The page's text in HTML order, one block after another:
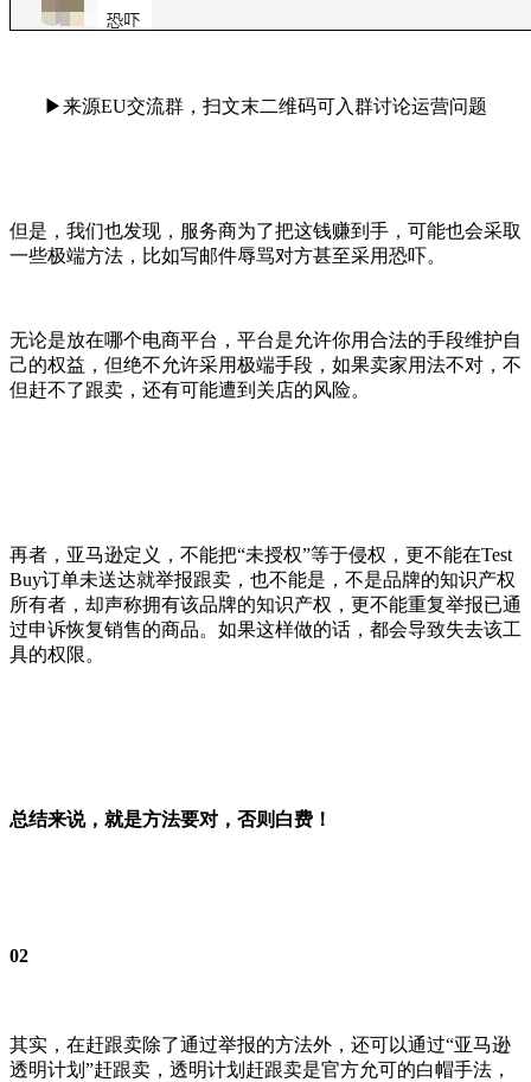
▶来源EU交流群，扫文末二维码可入群讨论运营问题
但是，我们也发现，服务商为了把这钱赚到手，可能也会采取
一些极端方法，比如写邮件辱骂对方甚至采用恐吓。
无论是放在哪个电商平台，平台是允许你用合法的手段维护自
己的权益，但绝不允许采用极端手段，如果卖家用法不对，不
但赶不了跟卖，还有可能遭到关店的风险。
再者，亚马逊定义，不能把“未授权”等于侵权，更不能在Test
Buy订单未送达就举报跟卖，也不能是，不是品牌的知识产权
所有者，却声称拥有该品牌的知识产权，更不能重复举报已通
过申诉恢复销售的商品。如果这样做的话，都会导致失去该工
具的权限。
总结来说，就是方法要对，否则白费！
02
其实，在赶跟卖除了通过举报的方法外，还可以通过“亚马逊
透明计划”赶跟卖，透明计划赶跟卖是官方允可的白帽手法，